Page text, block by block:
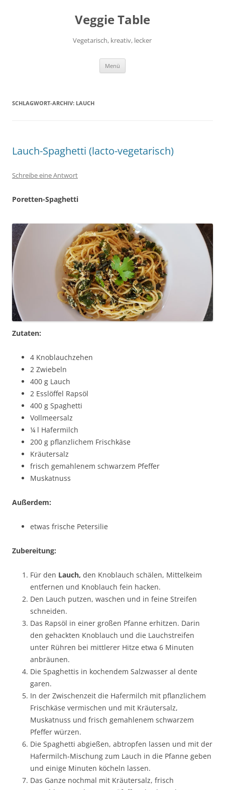
Veggie Table
Vegetarisch, kreativ, lecker
Menü
SCHLAGWORT-ARCHIV: LAUCH
Lauch-Spaghetti (lacto-vegetarisch)
Schreibe eine Antwort
Poretten-Spaghetti
Zutaten:
4 Knoblauchzehen
2 Zwiebeln
400 g Lauch
2 Esslöffel Rapsöl
400 g Spaghetti
Vollmeersalz
¼ l Hafermilch
200 g pflanzlichem Frischkäse
Kräutersalz
frisch gemahlenem schwarzem Pfeffer
Muskatnuss
Außerdem:
etwas frische Petersilie
Zubereitung:
Für den Lauch, den Knoblauch schälen, Mittelkeim
entfernen und Knoblauch fein hacken.
Den Lauch putzen, waschen und in feine Streifen
schneiden.
Das Rapsöl in einer großen Pfanne erhitzen. Darin
den gehackten Knoblauch und die Lauchstreifen
unter Rühren bei mittlerer Hitze etwa 6 Minuten
anbräunen.
Die Spaghettis in kochendem Salzwasser al dente
garen.
In der Zwischenzeit die Hafermilch mit pflanzlichem
Frischkäse vermischen und mit Kräutersalz,
Muskatnuss und frisch gemahlenem schwarzem
Pfeffer würzen.
Die Spaghetti abgießen, abtropfen lassen und mit der
Hafermilch-Mischung zum Lauch in die Pfanne geben
und einige Minuten köcheln lassen.
Das Ganze nochmal mit Kräutersalz, frisch